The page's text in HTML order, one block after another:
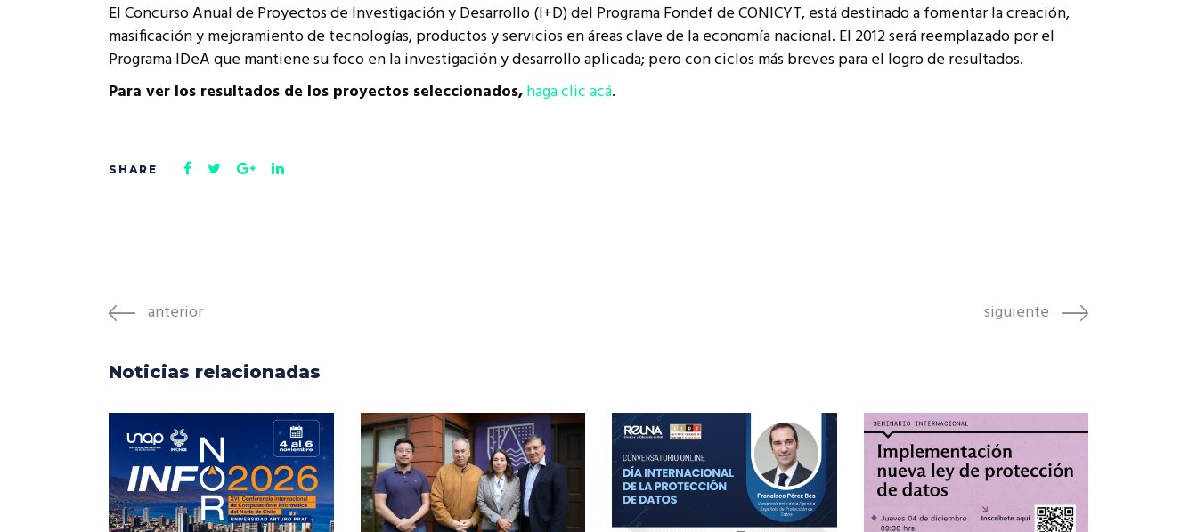
El Concurso Anual de Proyectos de Investigación y Desarrollo (I+D) del Programa Fondef de CONICYT, está destinado a fomentar la creación,
masificación y mejoramiento de tecnologías, productos y servicios en áreas clave de la economía nacional. El 2012 será reemplazado por el
Programa IDeA que mantiene su foco en la investigación y desarrollo aplicada; pero con ciclos más breves para el logro de resultados.
Para ver los resultados de los proyectos seleccionados,haga clic acá.
anterior siguiente
Noticias relacionadas